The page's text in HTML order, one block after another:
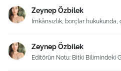
Zeynep Özbilek
İmkânsızlık, borçlar
Zeynep Özbilek
Editörün Notu: Bitki Bilimindeki